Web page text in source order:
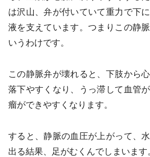
は沢山、弁が付いていて重力で下
液を支えています。つまりこの静
いうわけです。
この静脈弁が壊れると、下肢から
落下やすくなり、うっ滞して血管
瘤ができやすくなります。
すると、静脈の血圧が上がって、
出る結果、足がむくんでしまいます